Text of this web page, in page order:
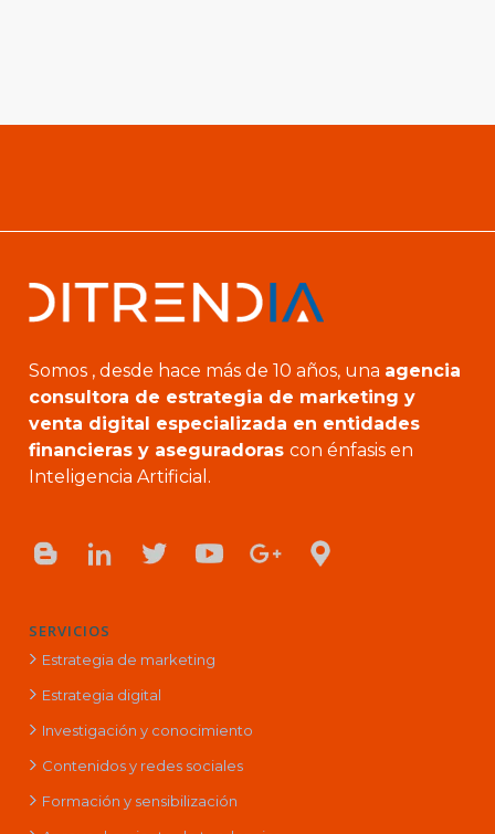
Somos , desde hace más de 10 años, una agencia
consultora de estrategia de marketing y
venta digital especializada en entidades
financieras y aseguradoras con énfasis en
Inteligencia Artificial.
SERVICIOS
Estrategia de marketing
Estrategia digital
Investigación y conocimiento
Contenidos y redes sociales
Formación y sensibilización